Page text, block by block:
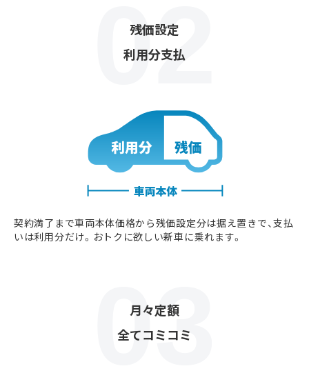
残価設定
利用分支払
契約満了まで車両本体価格から残価設定分は据え置きで、支払
いは利用分だけ。おトクに欲しい新車に乗れます。
月々定額
全てコミコミ